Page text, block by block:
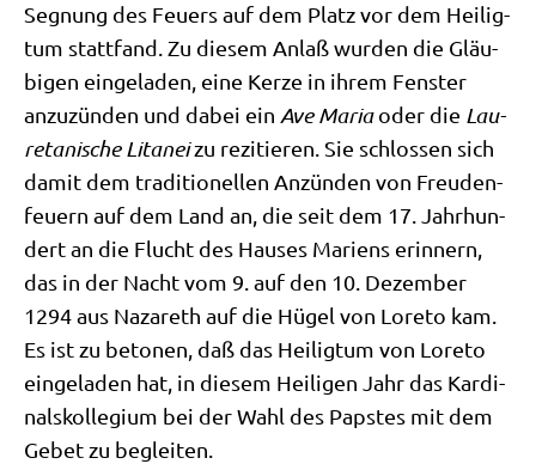
Seg­nung des Feu­ers auf dem Platz vor dem Hei­lig­
tum statt­fand. Zu die­sem Anlaß wur­den die Gläu­
bi­gen ein­ge­la­den, eine Ker­ze in ihrem Fen­ster
anzu­zün­den und dabei ein Ave Mariaoder die Lau­
re­ta­ni­sche Lita­neizu rezi­tie­ren. Sie schlos­sen sich
damit dem tra­di­tio­nel­len Anzün­den von Freu­den­
feu­ern auf dem Land an, die seit dem 17. Jahr­hun­
dert an die Flucht des Hau­ses Mari­ens erin­nern,
das in der Nacht vom 9. auf den 10. Dezem­ber
1294 aus Naza­reth auf die Hügel von Lore­to kam.
Es ist zu beto­nen, daß das Hei­lig­tum von Lore­to
ein­ge­la­den hat, in die­sem Hei­li­gen Jahr das Kar­di­
nals­kol­le­gi­um bei der Wahl des Pap­stes mit dem
Gebet zu begleiten.